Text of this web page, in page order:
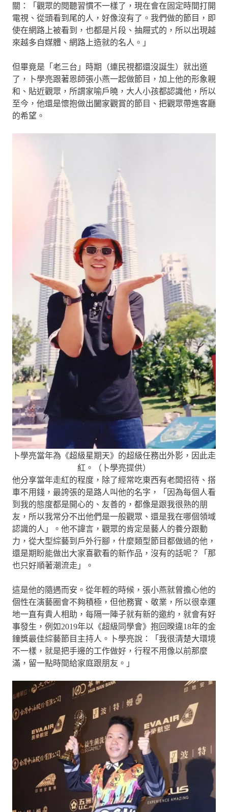
關：「觀眾的閱聽習慣不一樣了，現在會在固定時間打開
電視、從頭看到尾的人，好像沒有了。我們做的節目，即
使在網路上被看到，也都是片段、抽屜式的，所以出現越
來越多自媒體、網路上造就的名人。」
但畢竟是「老三台」時期（連民視都還沒誕生）就出道
了，卜學亮跟著恩師張小燕一起做節目，加上他的形象親
和、貼近觀眾，所謂家喻戶曉，大人小孩都認識他，所以
至今，他還是懷抱做出闔家觀賞的節目、把觀眾帶進客廳
的希望。
卜學亮當年為《超級星期天》的超級任務出外影，因此走
紅。（卜學亮提供）
他分享當年走紅的程度，除了經常吃東西有老闆招待、搭
車不用錢，最誇張的是路人叫他的名字，「因為每個人看
到我的態度都是開心的、友善的，都像是跟我很熟的朋
友，所以我常分不出他們是一般觀眾、還是我在哪個領域
認識的人」。他不諱言，觀眾的肯定是藝人的養分跟動
力，從大型綜藝到戶外行腳，什麼類型節目都做過的他，
還是期盼能做出大家喜歡看的新作品，沒有的話呢？「那
也只好順著潮流走」。
這是他的隨遇而安。從年輕的時候，張小燕就曾擔心他的
個性在演藝圈會不夠積極，但他務實、敬業，所以很幸運
地一直有貴人相助，每隔一陣子就有新的邀約，就會有好
事發生，例如2019年以《超級同學會》抱回暌違18年的金
鐘獎最佳綜藝節目主持人。卜學亮說：「我很清楚大環境
不一樣，就是把手邊的工作做好，行程不用像以前那麼
滿，留一點時間給家庭跟朋友。」